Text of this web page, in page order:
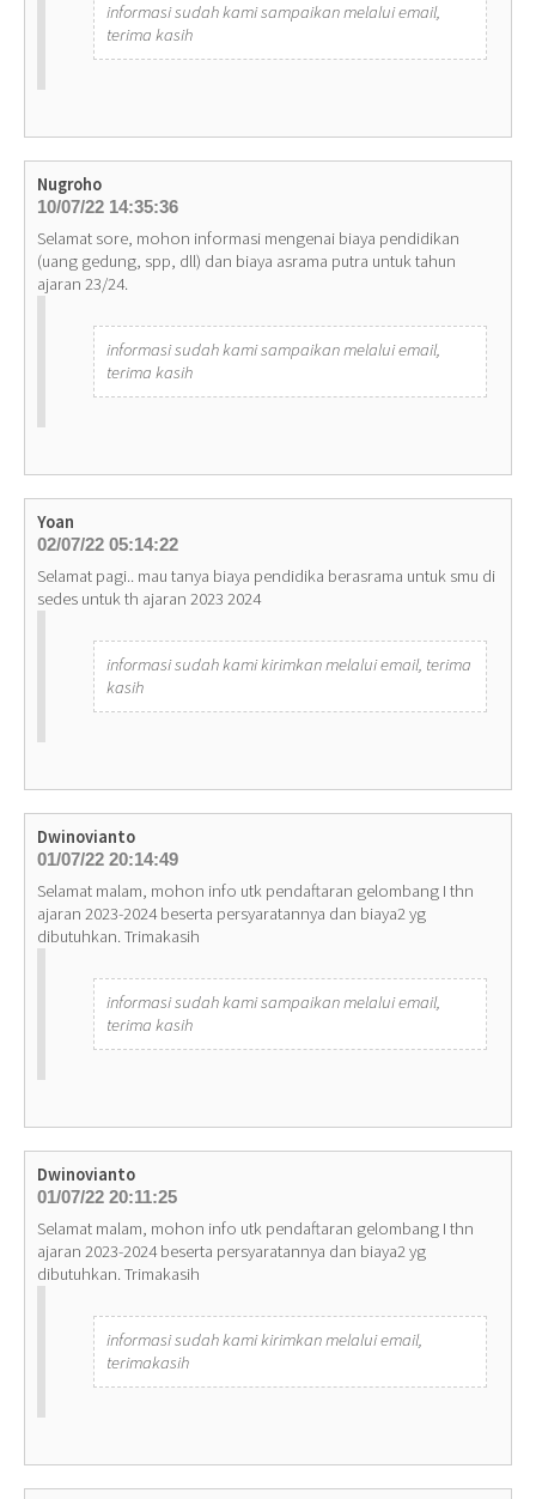
informasi sudah kami sampaikan melalui email,
terima kasih
Nugroho
10/07/22 14:35:36
Selamat sore, mohon informasi mengenai biaya pendidikan
(uang gedung, spp, dll) dan biaya asrama putra untuk tahun
ajaran 23/24.
informasi sudah kami sampaikan melalui email,
terima kasih
Yoan
02/07/22 05:14:22
Selamat pagi.. mau tanya biaya pendidika berasrama untuk smu di
sedes untuk th ajaran 2023 2024
informasi sudah kami kirimkan melalui email, terima
kasih
Dwinovianto
01/07/22 20:14:49
Selamat malam, mohon info utk pendaftaran gelombang I thn
ajaran 2023-2024 beserta persyaratannya dan biaya2 yg
dibutuhkan. Trimakasih
informasi sudah kami sampaikan melalui email,
terima kasih
Dwinovianto
01/07/22 20:11:25
Selamat malam, mohon info utk pendaftaran gelombang I thn
ajaran 2023-2024 beserta persyaratannya dan biaya2 yg
dibutuhkan. Trimakasih
informasi sudah kami kirimkan melalui email,
terimakasih